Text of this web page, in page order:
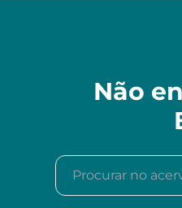
Não
Procurar no acervo